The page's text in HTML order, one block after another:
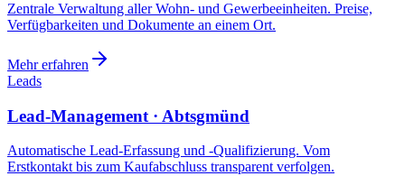
Zentrale Verwaltung aller Wohn- und Gewerbeeinheiten. Preise,
Verfügbarkeiten und Dokumente an einem Ort.
Mehr erfahren
Leads
Lead-Management · Abtsgmünd
Automatische Lead-Erfassung und -Qualifizierung. Vom
Erstkontakt bis zum Kaufabschluss transparent verfolgen.